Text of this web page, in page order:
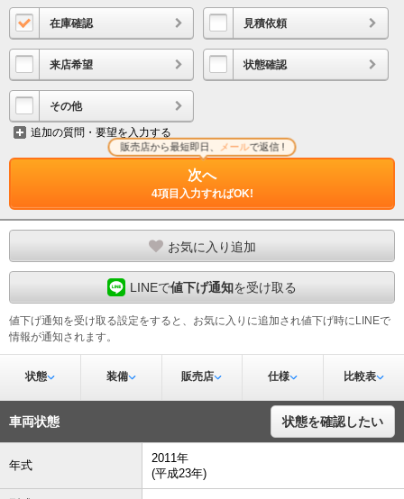
在庫確認 見積依頼
来店希望 状態確認
その他
追加の質問・要望を入力する
次へ
4項目入力すればOK!
販売店から最短即日、 メールで返信 !
お気に入り追加
LINEで値下げ通知を受け取る
値下げ通知を受け取る設定をすると、お気に入りに追加され値下げ時にLINEで
情報が通知されます。
状態 装備 販売店 仕様 比較表
車両状態 状態を確認したい
年式
2011年
(平成23年)